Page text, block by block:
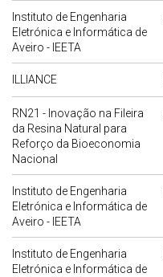
Instituto de Engenharia
Eletrónica e Informática de
Aveiro - IEETA
ILLIANCE
RN21 - Inovação na Fileira
da Resina Natural para
Reforço da Bioeconomia
Nacional
Instituto de Engenharia
Eletrónica e Informática de
Aveiro - IEETA
Instituto de Engenharia
Eletrónica e Informática de